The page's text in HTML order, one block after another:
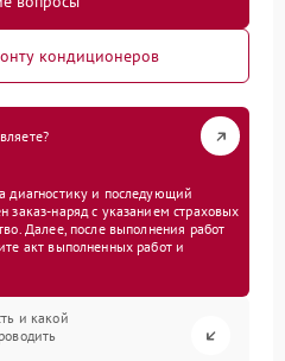
кондиционеров
диагностику и последующий
заказ-наряд с указанием страховых
Далее, после выполнения работ
акт выполненных работ и
и какой